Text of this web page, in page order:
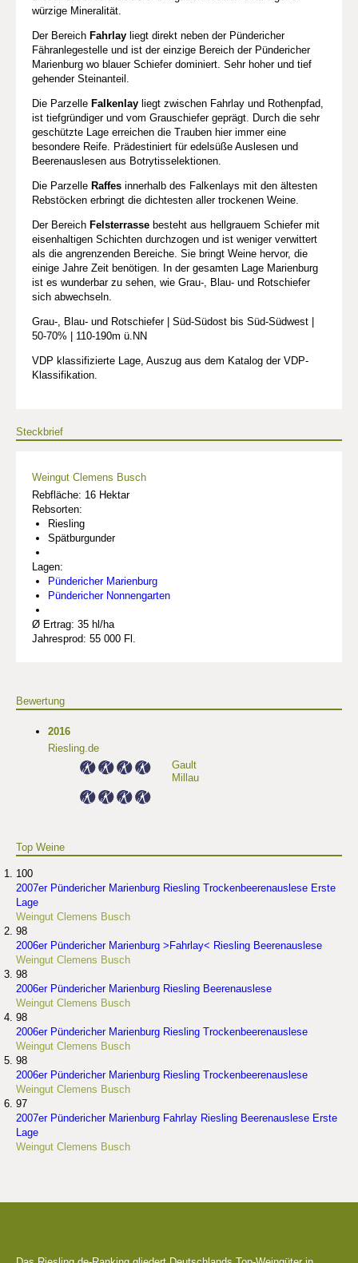
würzige Mineralität.
Der Bereich Fahrlay liegt direkt neben der Pündericher
Fähranlegestelle und ist der einzige Bereich der Pündericher
Marienburg wo blauer Schiefer dominiert. Sehr hoher und tief
gehender Steinanteil.
Die Parzelle Falkenlay liegt zwischen Fahrlay und Rothenpfad,
ist tiefgründiger und vom Grauschiefer geprägt. Durch die sehr
geschützte Lage erreichen die Trauben hier immer eine
besondere Reife. Prädestiniert für edelsüße Auslesen und
Beerenauslesen aus Botrytisselektionen.
Die Parzelle Raffes innerhalb des Falkenlays mit den ältesten
Rebstöcken erbringt die dichtesten aller trockenen Weine.
Der Bereich Felsterrasse besteht aus hellgrauem Schiefer mit
eisenhaltigen Schichten durchzogen und ist weniger verwittert
als die angrenzenden Bereiche. Sie bringt Weine hervor, die
einige Jahre Zeit benötigen. In der gesamten Lage Marienburg
ist es wunderbar zu sehen, wie Grau-, Blau- und Rotschiefer
sich abwechseln.
Grau-, Blau- und Rotschiefer | Süd-Südost bis Süd-Südwest |
50-70% | 110-190m ü.NN
VDP klassifizierte Lage, Auszug aus dem Katalog der VDP-
Klassifikation.
Steckbrief
Weingut Clemens Busch
Rebfläche: 16 Hektar
Rebsorten:
Riesling
Spätburgunder
Lagen:
Pündericher Marienburg
Pündericher Nonnengarten
Ø Ertrag: 35 hl/ha
Jahresprod: 55 000 Fl.
Bewertung
2016
Riesling.de
Gault
Millau
Top Weine
100
2007er Pündericher Marienburg Riesling Trockenbeerenauslese Erste
Lage
Weingut Clemens Busch
98
2006er Pündericher Marienburg >Fahrlay< Riesling Beerenauslese
Weingut Clemens Busch
98
2006er Pündericher Marienburg Riesling Beerenauslese
Weingut Clemens Busch
98
2006er Pündericher Marienburg Riesling Trockenbeerenauslese
Weingut Clemens Busch
98
2006er Pündericher Marienburg Riesling Trockenbeerenauslese
Weingut Clemens Busch
97
2007er Pündericher Marienburg Fahrlay Riesling Beerenauslese Erste
Lage
Weingut Clemens Busch